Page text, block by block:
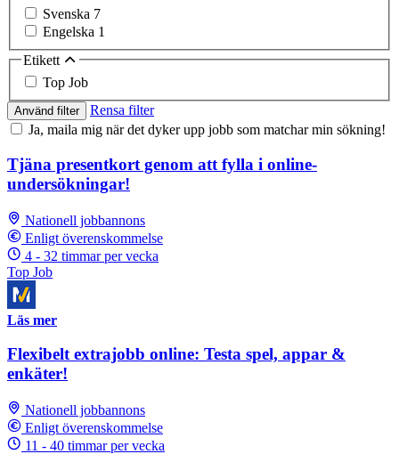
Svenska 7
Engelska 1
Etikett
Top Job
Använd filter
Rensa filter
Ja, maila mig när det dyker upp jobb som matchar min sökning!
Tjäna presentkort genom att fylla i online-
undersökningar!
Nationell jobbannons
Enligt överenskommelse
4 - 32 timmar per vecka
Top Job
Läs mer
Flexibelt extrajobb online: Testa spel, appar &
enkäter!
Nationell jobbannons
Enligt överenskommelse
11 - 40 timmar per vecka